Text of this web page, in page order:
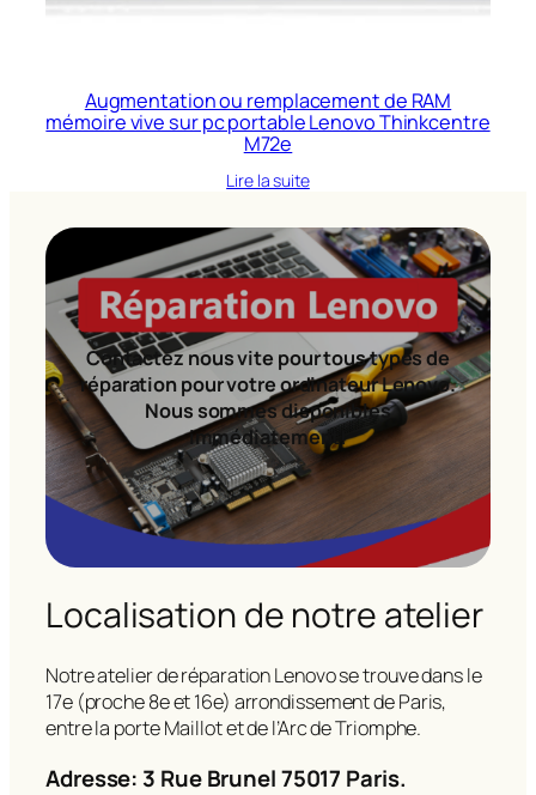
Augmentation ou remplacement de RAM
mémoire vive sur pc portable Lenovo Thinkcentre
M72e
Lire la suite
Contactez nous vite pour tous types de
réparation pour votre ordinateur Lenovo.
Nous sommes disponibles
immédiatement!
Localisation de notre atelier
Notre atelier de réparation Lenovo se trouve dans le
17e (proche 8e et 16e) arrondissement de Paris,
entre la porte Maillot et de l’Arc de Triomphe.
Adresse: 3 Rue Brunel 75017 Paris.